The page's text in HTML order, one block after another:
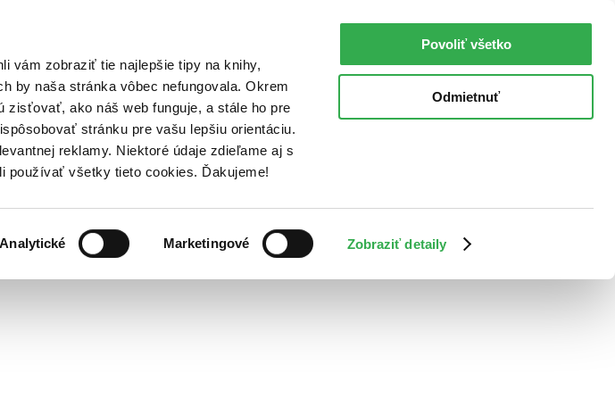
vám zobraziť tie najlepšie tipy na knihy,
by naša stránka vôbec nefungovala. Okrem
zisťovať, ako náš web funguje, a stále ho pre
stránku pre vašu lepšiu orientáciu.
reklamy. Niektoré údaje zdieľame aj s
používať všetky tieto cookies. Ďakujeme!
Analytické Marketingové Zobraziť detaily
Povoliť všetko
Odmietnuť